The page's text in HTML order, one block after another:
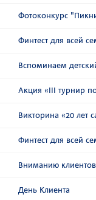
Фотоконкурс
Финтест для всей
Вспоминаем
Акция «III турнир
Викторина «20 лет
Финтест для всей
Вниманию
День Клиента